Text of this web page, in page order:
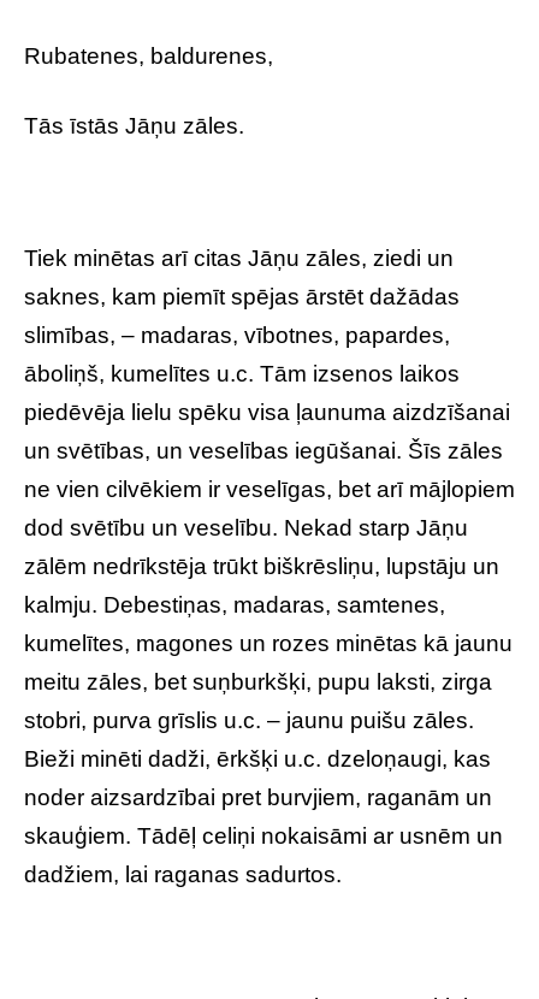
Rubatenes, baldurenes,
Tās īstās Jāņu zāles.
Tiek minētas arī citas Jāņu zāles, ziedi un
saknes, kam piemīt spējas ārstēt dažādas
slimības, – madaras, vībotnes, papardes,
āboliņš, kumelītes u.c. Tām izsenos laikos
piedēvēja lielu spēku visa ļaunuma aizdzīšanai
un svētības, un veselības iegūšanai. Šīs zāles
ne vien cilvēkiem ir veselīgas, bet arī mājlopiem
dod svētību un veselību. Nekad starp Jāņu
zālēm nedrīkstēja trūkt biškrēsliņu, lupstāju un
kalmju. Debestiņas, madaras, samtenes,
kumelītes, magones un rozes minētas kā jaunu
meitu zāles, bet suņburkšķi, pupu laksti, zirga
stobri, purva grīslis u.c. – jaunu puišu zāles.
Bieži minēti dadži, ērkšķi u.c. dzeloņaugi, kas
noder aizsardzībai pret burvjiem, raganām un
skauģiem. Tādēļ celiņi nokaisāmi ar usnēm un
dadžiem, lai raganas sadurtos.